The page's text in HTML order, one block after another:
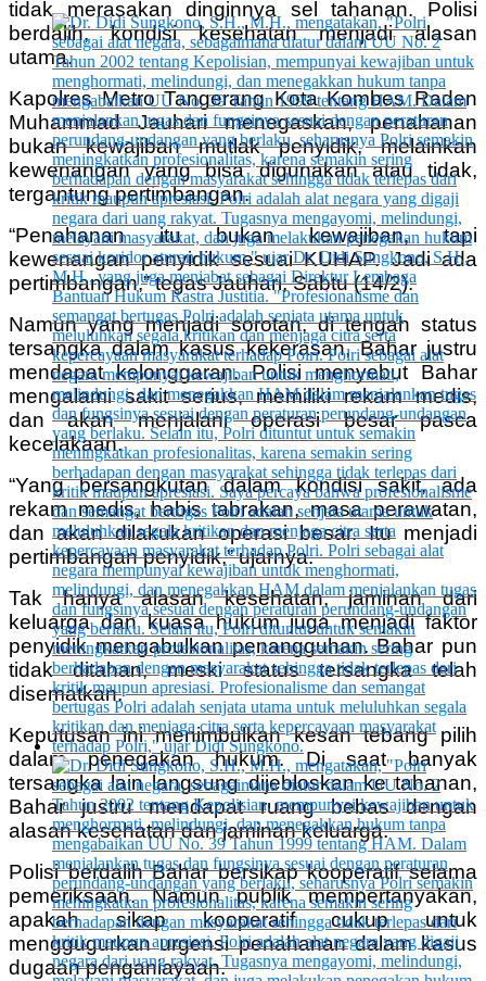
tidak merasakan dinginnya sel tahanan. Polisi
berdalih, kondisi kesehatan menjadi alasan
utama.
Kapolres Metro Tangerang Kota Kombes Raden
Muhammad Jauhari menegaskan, penahanan
bukan kewajiban mutlak penyidik, melainkan
kewenangan yang bisa digunakan atau tidak,
tergantung pertimbangan.
“Penahanan itu bukan kewajiban, tapi
kewenangan penyidik sesuai KUHAP. Jadi ada
pertimbangan,” tegas Jauhari, Sabtu (14/2).
Namun yang menjadi sorotan, di tengah status
tersangka dalam kasus kekerasan, Bahar justru
mendapat kelonggaran. Polisi menyebut Bahar
mengalami sakit serius, memiliki rekam medis,
dan akan menjalani operasi besar pasca
kecelakaan.
“Yang bersangkutan dalam kondisi sakit, ada
rekam medis, habis tabrakan, masa perawatan,
dan akan dilakukan operasi besar. Itu menjadi
pertimbangan penyidik,” ujarnya.
Tak hanya alasan kesehatan, jaminan dari
keluarga dan kuasa hukum juga menjadi faktor
penyidik mengabulkan penangguhan. Bahar pun
tidak ditahan, meski status tersangka telah
disematkan.
Keputusan ini menimbulkan kesan tebang pilih
dalam penegakan hukum. Di saat banyak
tersangka lain langsung dijebloskan ke tahanan,
Bahar justru mendapat ruang bebas dengan
alasan kesehatan dan jaminan keluarga.
Polisi berdalih Bahar bersikap kooperatif selama
pemeriksaan. Namun publik mempertanyakan,
apakah sikap kooperatif cukup untuk
menggugurkan urgensi penahanan dalam kasus
dugaan penganiayaan.